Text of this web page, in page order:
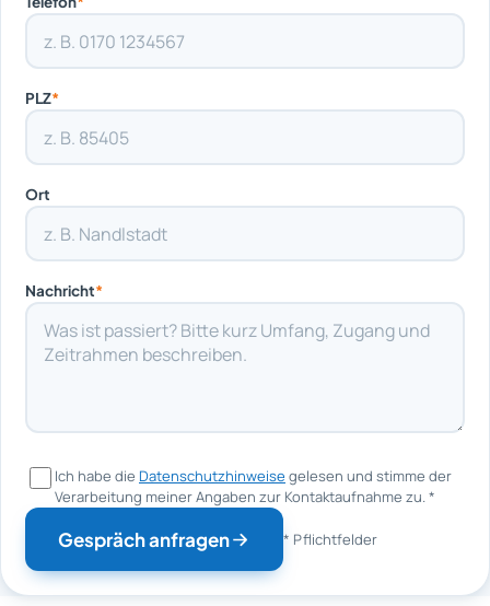
PLZ*
Ort
Nachricht*
Ich habe die Datenschutzhinweise gelesen und stimme der
Verarbeitung meiner Angaben zur Kontaktaufnahme zu.*
Gespräch anfragen * Pflichtfelder